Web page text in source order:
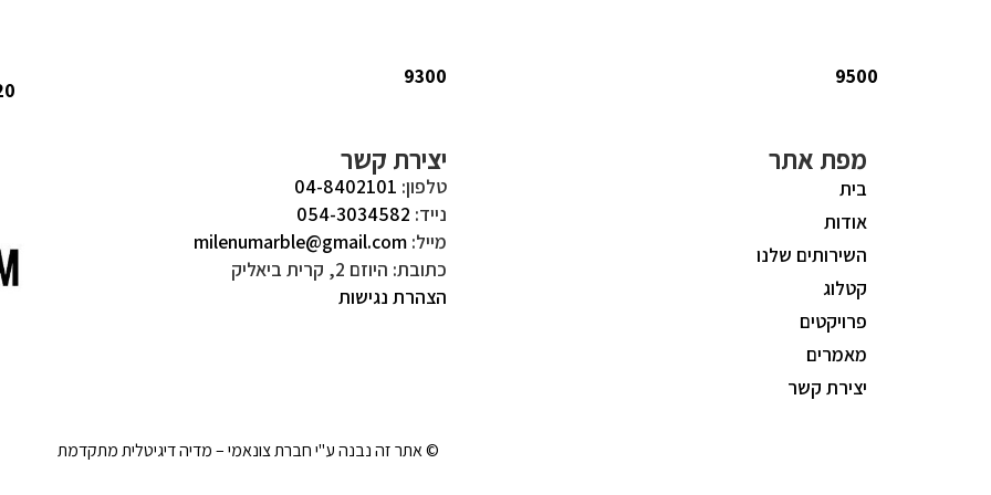
9500
9300
מפת אתר
בית
אודות
השירותים שלנו
קטלוג
פרויקטים
מאמרים
יצירת קשר
יצירת קשר
טלפון: 04-8402101
נייד: 054-3034582
מייל: milenumarble@gmail.com
כתובת: היוזם 2, קרית ביאליק
הצהרת נגישות
© אתר זה נבנה ע"י חברת צונאמי – מדיה דיגיטלית מתקדמת